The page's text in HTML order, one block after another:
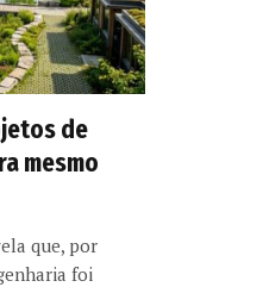
de
mesmo
que, por
foi